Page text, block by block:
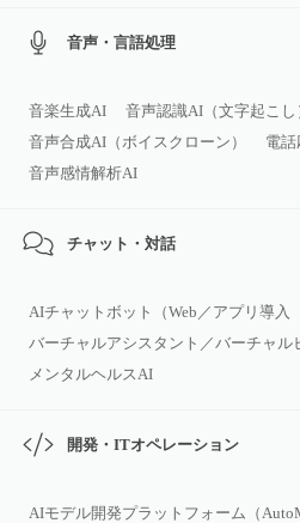
音声・言語処理
音楽生成AI 音声認識AI（文字起こし
音声合成AI（ボイスクローン）
電
音声感情解析AI
チャット・対話
AIチャットボット（Web／アプリ導入
バーチャルアシスタント／バーチャル
メンタルヘルスAI
開発・ITオペレーション
AIモデル開発プラットフォーム（